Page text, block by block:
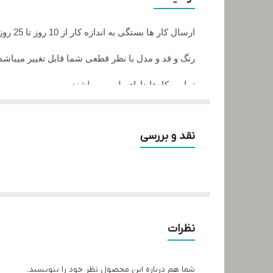
ارسال کار ها بستگی به اندازه کار از 10 روز تا 25 روز زمان میبرد
رنگ و قد و مدل با نظر قطعی شما قابل تغییر
تمامی کارها دارای پلمپ میباشند
در صورت داشتن سوال میتوانید از پشتیبان های ما
نقد و بررسی
نظرات
شما هم درباره این محصول نظر خود را بنویسید.